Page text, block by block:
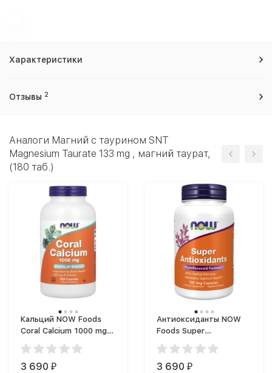
Характеристики
Отзывы 2
Аналоги Магний c таурином SNT
Magnesium Taurate 133 mg , магний таурат,
(180 таб.)
Кальций NOW Foods
Coral Calcium 1000 mg
(250 капс.)
3 690 ₽
Антиоксиданты NOW
Foods Super
Antioxidants (120 капс.)
3 690 ₽